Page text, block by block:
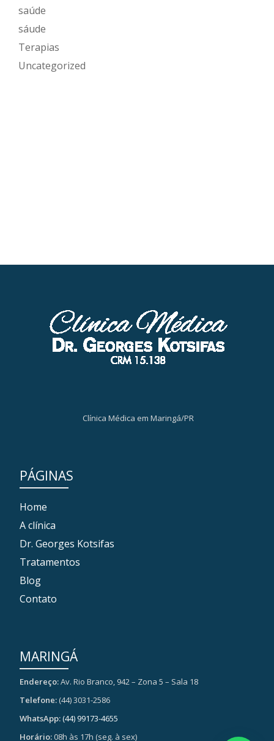
saúde
sáude
Terapias
Uncategorized
Clínica Médica em Maringá/PR
PÁGINAS
Home
A clínica
Dr. Georges Kotsifas
Tratamentos
Blog
Contato
MARINGÁ
Endereço:Av. Rio Branco, 942 – Zona 5 – Sala 18
Telefone: (44) 3031-2586
WhatsApp:(44) 99173-4655
Horário:08h às 17h (seg. à sex)